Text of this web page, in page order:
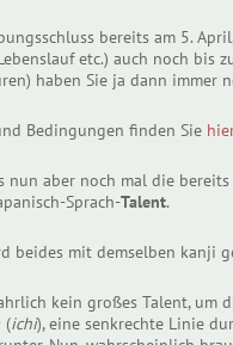
bereits am 5.
etc.) auch noch bis
haben Sie ja dann immer
Bedingungen finden Sie hier
nun aber noch mal die
Sprach-Talent.
beides mit demselben kanji
kein großes Talent, um
(ichi), eine senkrechte Linie